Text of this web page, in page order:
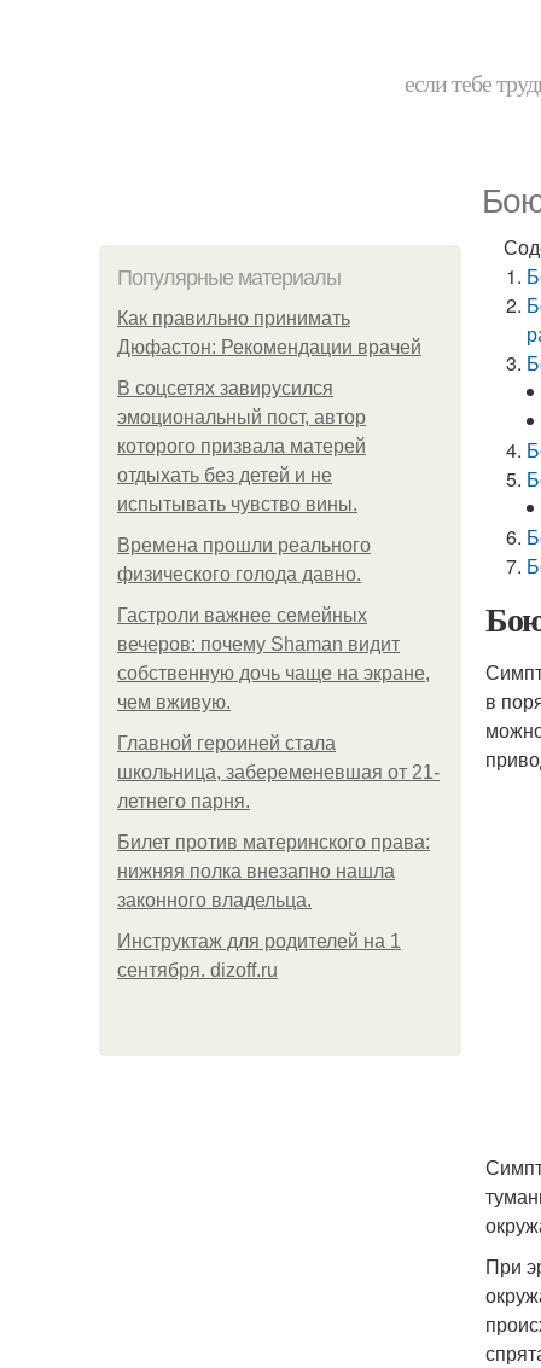
если тебе
Популярные материалы
Как правильно принимать
Дюфастон: Рекомендации врачей
В соцсетях завирусился
эмоциональный пост, автор
которого призвала матерей
отдыхать без детей и не
испытывать чувство вины.
Bpeмена прошли реального
физического голода давно.
Гастроли важнее семейных
вечеров: почему Shaman видит
собственную дочь чаще на экране,
чем вживую.
Главной героиней стала
школьница, забеременевшая от 21-
летнего парня.
Билет против материнского права:
нижняя полка внезапно нашла
законного владельца.
Инструктаж для родителей на 1
сентября. dizoff.ru
в
При